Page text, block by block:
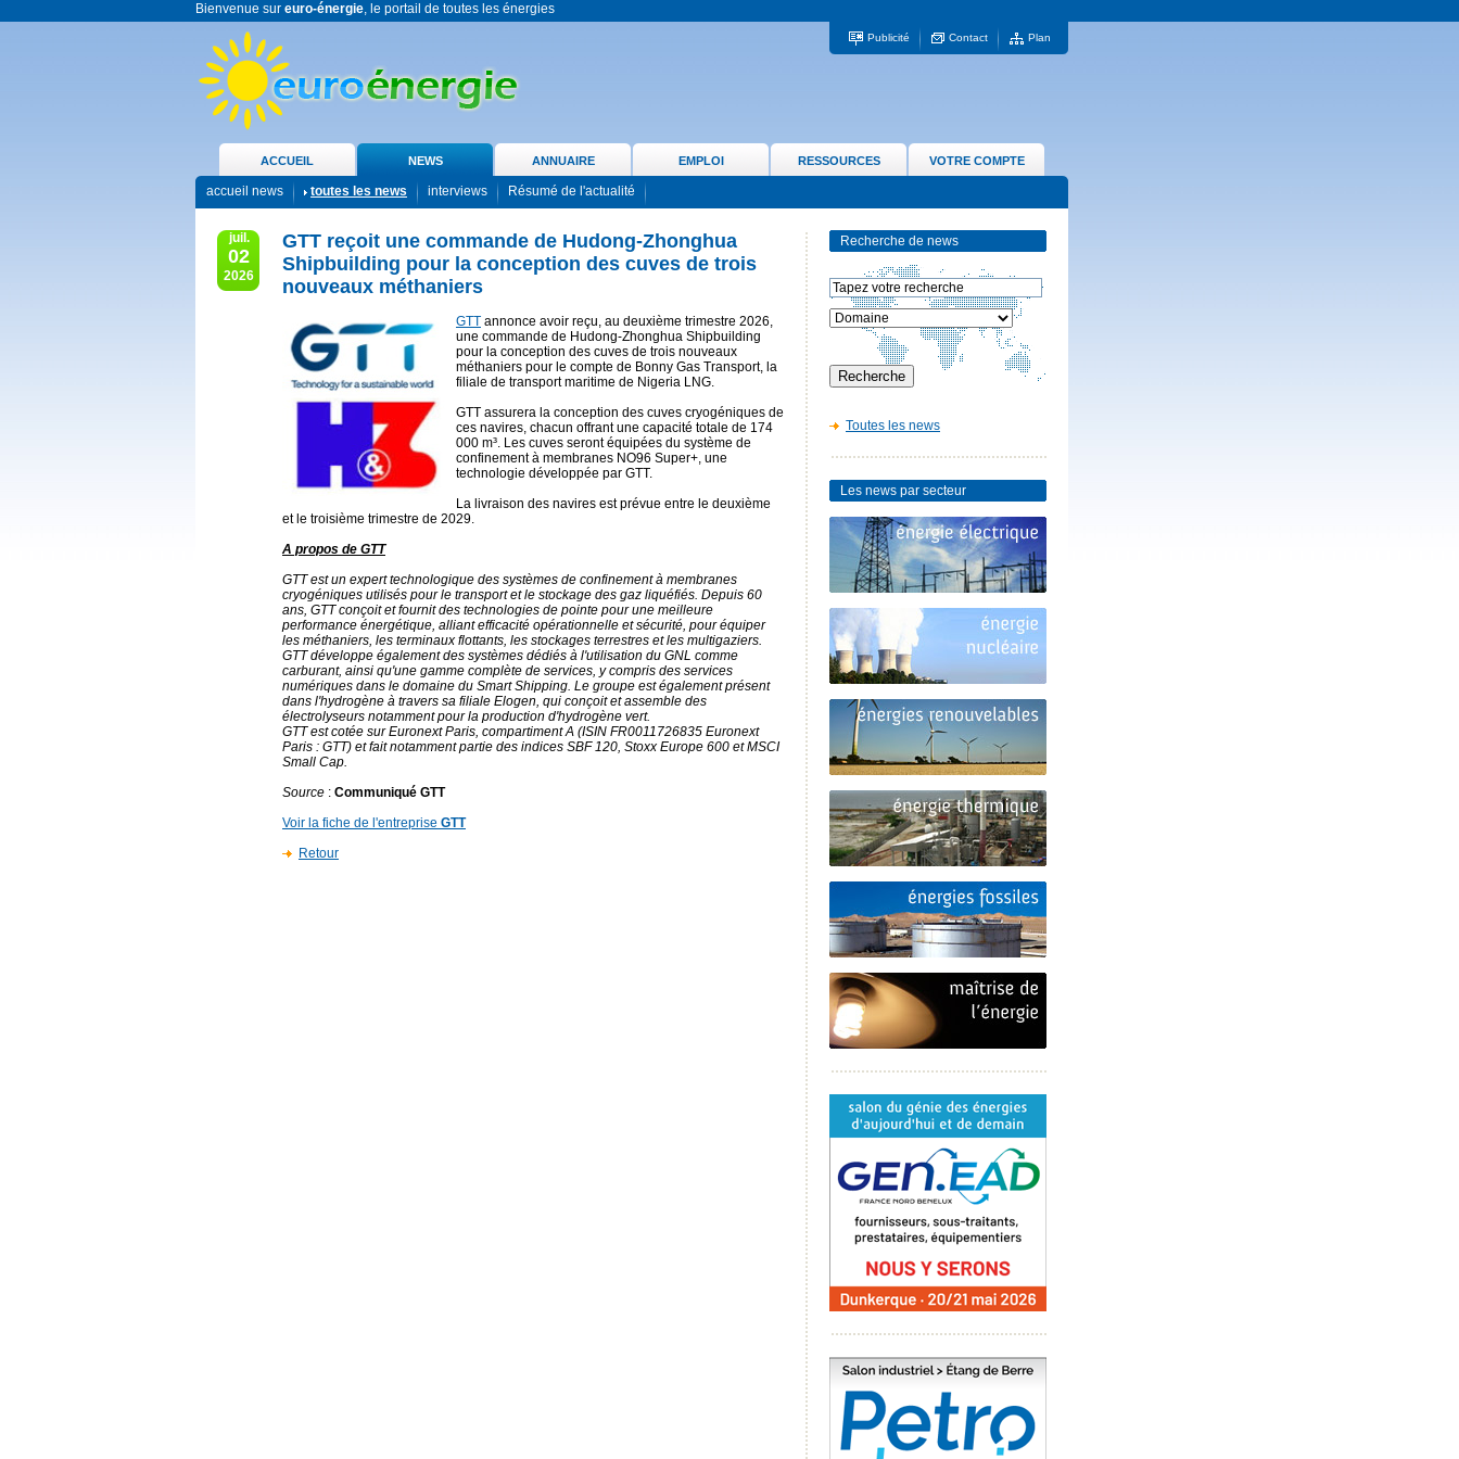
Bienvenue sur euro-énergie, le portail de toutes les énergies
Publicité Contact Plan
ACCUEIL NEWS ANNUAIRE EMPLOI RESSOURCES VOTRE COMPTE
accueil news toutes les news interviews Résumé de l'actualité
juil.
02
2026
GTT reçoit une commande de Hudong-Zhonghua
Shipbuilding pour la conception des cuves de trois
nouveaux méthaniers
GTT annonce avoir reçu, au deuxième trimestre 2026,
une commande de Hudong-Zhonghua Shipbuilding
pour la conception des cuves de trois nouveaux
méthaniers pour le compte de Bonny Gas Transport, la
filiale de transport maritime de Nigeria LNG.
GTT assurera la conception des cuves cryogéniques de
ces navires, chacun offrant une capacité totale de 174
000 m³. Les cuves seront équipées du système de
confinement à membranes NO96 Super+, une
technologie développée par GTT.
La livraison des navires est prévue entre le deuxième
et le troisième trimestre de 2029.
A propos de GTT
GTT est un expert technologique des systèmes de confinement à membranes
cryogéniques utilisés pour le transport et le stockage des gaz liquéfiés. Depuis 60
ans, GTT conçoit et fournit des technologies de pointe pour une meilleure
performance énergétique, alliant efficacité opérationnelle et sécurité, pour équiper
les méthaniers, les terminaux flottants, les stockages terrestres et les multigaziers.
GTT développe également des systèmes dédiés à l'utilisation du GNL comme
carburant, ainsi qu'une gamme complète de services, y compris des services
numériques dans le domaine du Smart Shipping. Le groupe est également présent
dans l'hydrogène à travers sa filiale Elogen, qui conçoit et assemble des
électrolyseurs notamment pour la production d'hydrogène vert.
GTT est cotée sur Euronext Paris, compartiment A (ISIN FR0011726835 Euronext
Paris : GTT) et fait notamment partie des indices SBF 120, Stoxx Europe 600 et MSCI
Small Cap.
Source : Communiqué GTT
Voir la fiche de l'entreprise GTT
Retour
Recherche de news
Toutes les news
Les news par secteur